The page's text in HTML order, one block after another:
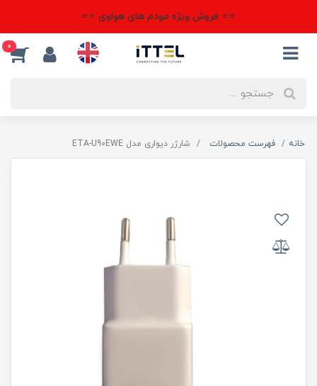
⭐⭐ فروش ویژه مودم های هواوی ⭐⭐
0
خانه فهرست محصولات شارژر دیواری مدل ETA-U90EWE